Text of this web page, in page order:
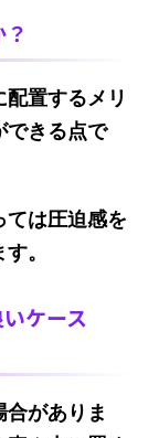
置するメリ
できる点で
ては圧迫感を
。
ケース
がありま